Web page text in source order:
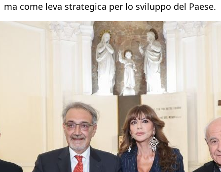
ma come leva strategica per lo sviluppo del Paese.